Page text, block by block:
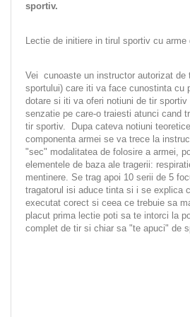
sportiv.
Lectie de initiere in tirul sportiv cu
Vei cunoaste un instructor autorizat de
sportului) care iti va face cunostinta cu
dotare si iti va oferi notiuni de tir sportiv
senzatie pe care-o traiesti atunci cand
tir sportiv. Dupa cateva notiuni
componenta armei se va trece la
"sec" modalitatea de folosire a armei,
elementele de baza ale tragerii:
mentinere. Se trag apoi 10 serii de 5
tragatorul isi aduce tinta si i se explica
executat corect si ceea ce trebuie sa
placut prima lectie poti sa te intorci la
complet de tir si chiar sa "te apuci" de